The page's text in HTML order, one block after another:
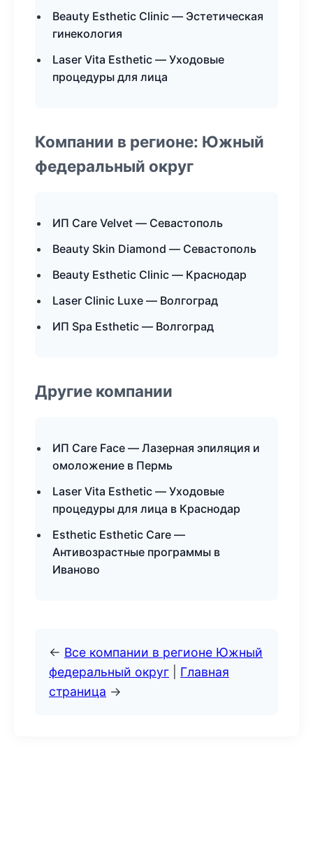
Beauty Esthetic Clinic — Эстетическая
гинекология
Laser Vita Esthetic — Уходовые
процедуры для лица
Компании в регионе: Южный
федеральный округ
ИП Care Velvet — Севастополь
Beauty Skin Diamond — Севастополь
Beauty Esthetic Clinic — Краснодар
Laser Clinic Luxe — Волгоград
ИП Spa Esthetic — Волгоград
Другие компании
ИП Care Face — Лазерная эпиляция и
омоложение в Пермь
Laser Vita Esthetic — Уходовые
процедуры для лица в Краснодар
Esthetic Esthetic Care —
Антивозрастные программы в
Иваново
← Все компании в регионе Южный
федеральный округ
Главная
страница →